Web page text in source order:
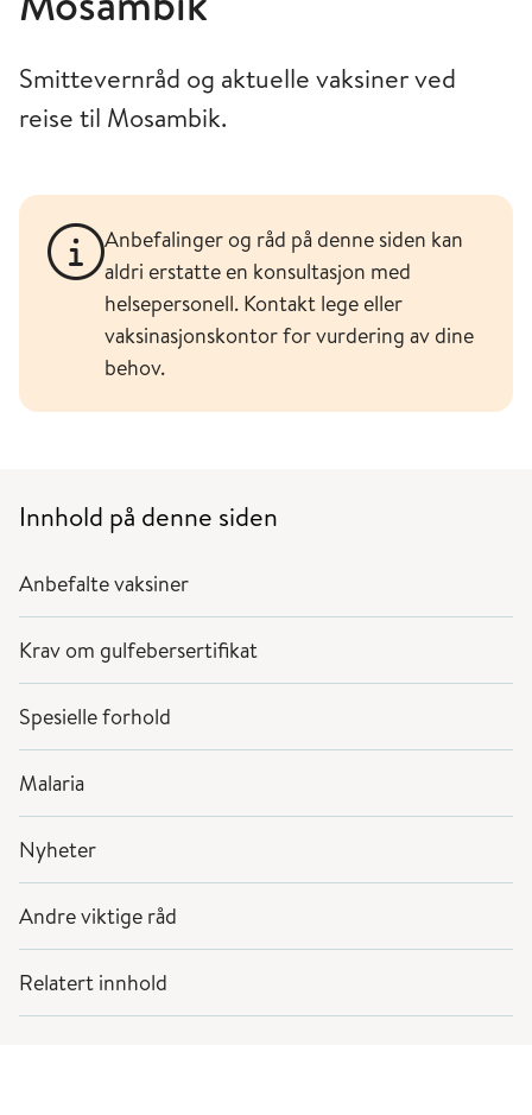
Smittevernråd og aktuelle vaksiner ved
reise til Mosambik.
Anbefalinger og råd på denne siden kan
aldri erstatte en konsultasjon med
helsepersonell. Kontakt lege eller
vaksinasjonskontor for vurdering av dine
behov.
Innhold på denne siden
Anbefalte vaksiner
Krav om gulfebersertifikat
Spesielle forhold
Malaria
Nyheter
Andre viktige råd
Relatert innhold